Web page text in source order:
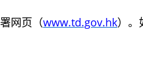
网页（www.td.gov.hk）。